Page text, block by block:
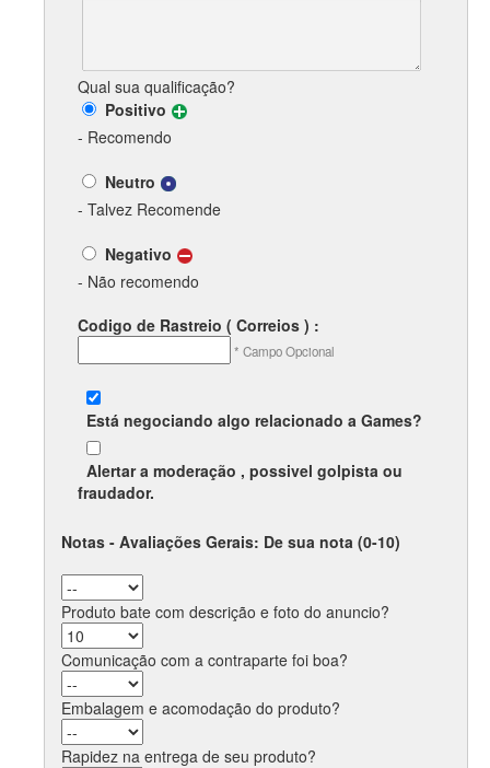
Qual sua qualificação?
Positivo
- Recomendo
Neutro
- Talvez Recomende
Negativo
- Não recomendo
Codigo de Rastreio ( Correios ) :
* Campo Opcional
Está negociando algo relacionado a Games?
Alertar a moderação , possivel golpista ou
fraudador.
Notas - Avaliações Gerais: De sua nota (0-10)
Produto bate com descrição e foto do anuncio?
Comunicação com a contraparte foi boa?
Embalagem e acomodação do produto?
Rapidez na entrega de seu produto?